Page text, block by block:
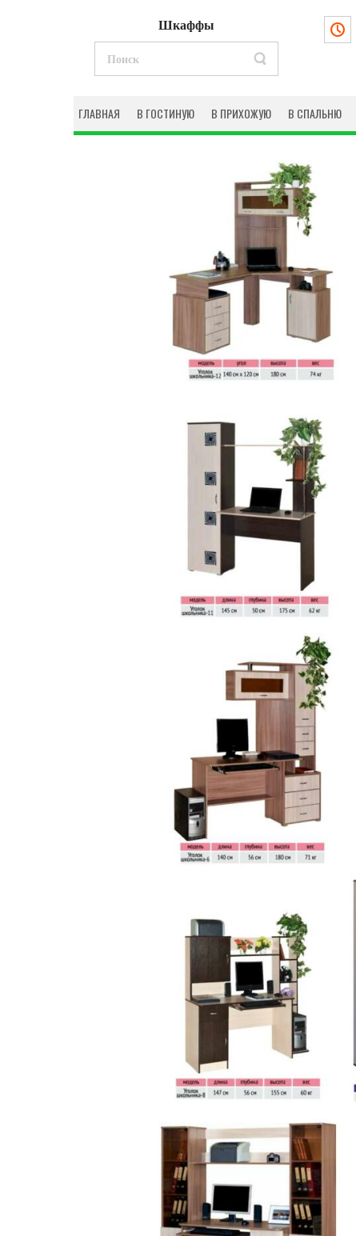
Шкаффы
ГЛАВНАЯ В ГОСТИНУЮ В ПРИХОЖУЮ В СПАЛЬНЮ